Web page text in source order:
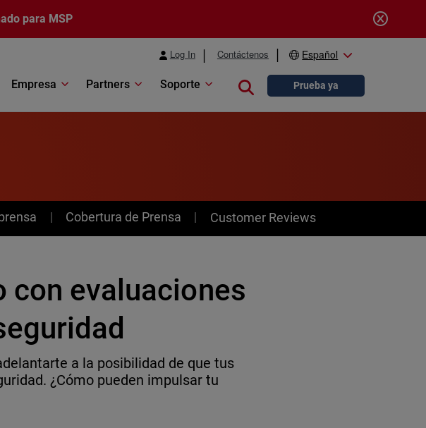
para MSP
Log In Contáctenos Español
Empresa Partners Soporte Close searchPrueba ya
Cobertura de Prensa Customer Reviews
con evaluaciones
a la posibilidad de que tus
¿Cómo pueden impulsar tu